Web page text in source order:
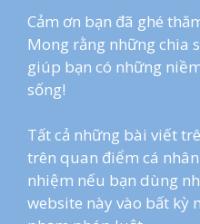
Cảm ơn bạn đã ghé
Mong rằng những chia
giúp bạn có những
sống!
Tất cả những bài viết
trên quan điểm cá
nhiệm nếu bạn dùng
website này vào bất kỳ